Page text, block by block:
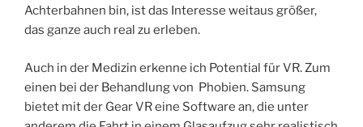
Achterbahnen bin, ist das Interesse weitaus größer,
das ganze auch real zu erleben.
Auch in der Medizin erkenne ich Potential für VR. Zum
einen bei der Behandlung von Phobien. Samsung
bietet mit der Gear VR eine Software an, die unter